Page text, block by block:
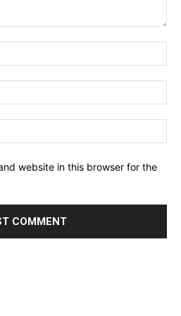
website in this browser for the